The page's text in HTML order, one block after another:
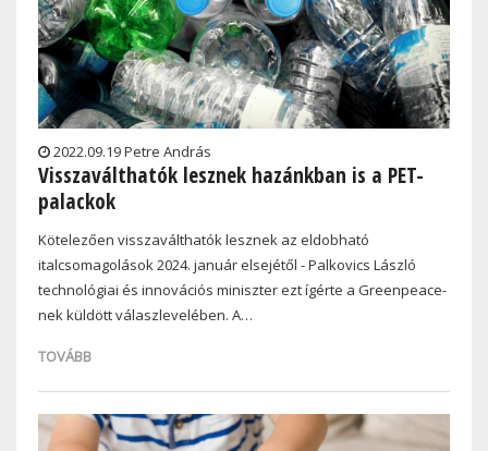
2022.09.19 Petre András
Visszaválthatók lesznek hazánkban is a PET-
palackok
Kötelezően visszaválthatók lesznek az eldobható
italcsomagolások 2024. január elsejétől - Palkovics László
technológiai és innovációs miniszter ezt ígérte a Greenpeace-
nek küldött válaszlevelében. A…
TOVÁBB